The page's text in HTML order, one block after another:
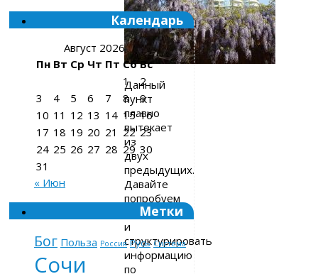
Данный
пункт
плавно
вытекает
из
двух
предыдущих.
Давайте
попробуем
обобщить
и
структурировать
информацию
по
Календарь
Август 2026
Пн Вт Ср Чт Пт Сб Вс
1
2
3
4 5 6 7 8
9
10 11 12 13 14 15 16
17 18 19 20 21 22 23
24 25 26 27 28 29 30
31
« Июн
Метки
Бог Польза Россия Русь Система
Сочи